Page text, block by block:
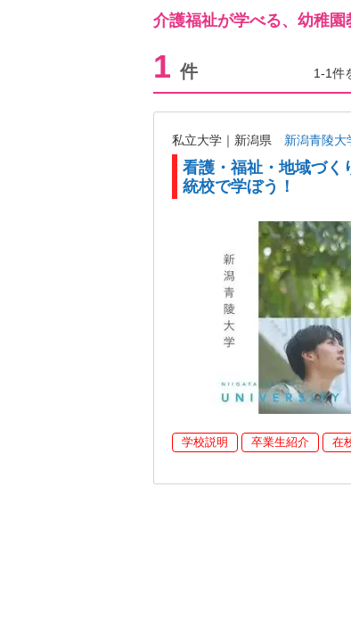
介護福祉が学べる、幼稚
1 件 1-1件
私立大学｜新潟県 新潟青陵大
看護・福祉・地域づく
統校で学ぼう！
学校説明 卒業生紹介 在